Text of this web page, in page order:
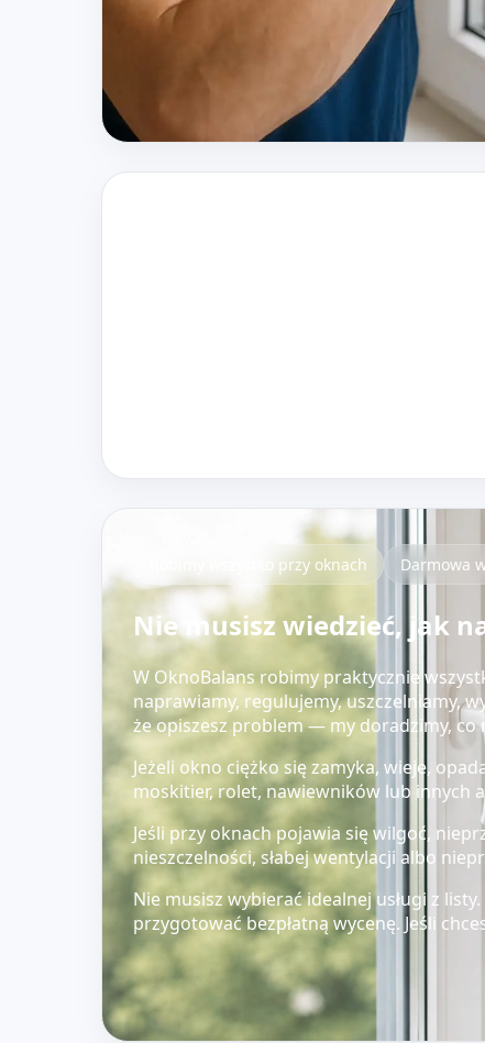
Robimy wszystko przy oknach Darmowa
Nie musisz wiedzieć, jak
W OknoBalans robimy praktycznie
naprawiamy, regulujemy, uszczelniamy,
że opiszesz problem — my doradzimy, co
Jeżeli okno ciężko się zamyka, wieje,
moskitier, rolet, nawiewników lub innych
Jeśli przy oknach pojawia się wilgoć,
nieszczelności, słabej wentylacji albo
Nie musisz wybierać idealnej usługi z
przygotować bezpłatną wycenę. Jeśli